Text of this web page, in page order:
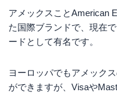
アメックスことAmerican
た国際ブランドで、現在
ードとして有名です。
ヨーロッパでもアメック
ができますが、Visaや